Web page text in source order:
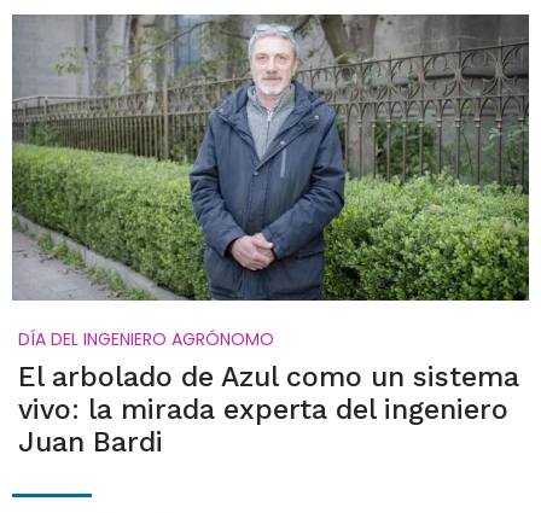
DÍA DEL INGENIERO AGRÓNOMO
El arbolado de Azul como un sistema
vivo: la mirada experta del ingeniero
Juan Bardi